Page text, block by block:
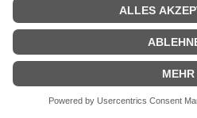
Lenovo - Server-Riser-Kit - high
Zeige Preise inklusiv MwSt.
213,21€ inkl. MwSt.
IN